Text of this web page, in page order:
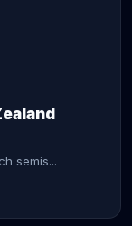
semis...